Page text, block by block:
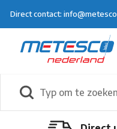
Direct contact: